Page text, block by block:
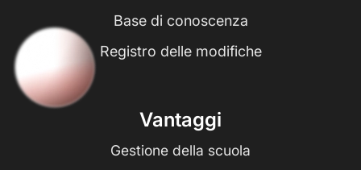
Base di conoscenza
Registro delle modifiche
Vantaggi
Gestione della scuola